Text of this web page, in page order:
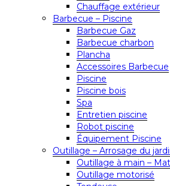
Chauffage extérieur
Barbecue – Piscine
Barbecue Gaz
Barbecue charbon
Plancha
Accessoires Barbecue
Piscine
Piscine bois
Spa
Entretien piscine
Robot piscine
Équipement Piscine
Outillage – Arrosage du
Outillage à main –
Outillage motorisé